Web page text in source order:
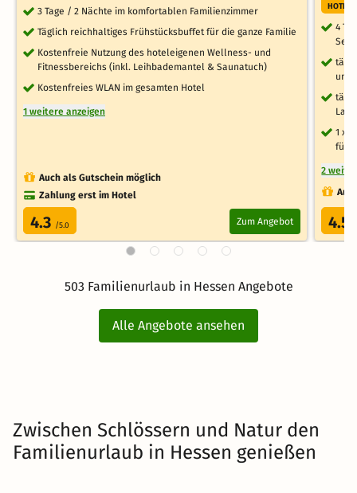
3 Tage / 2 Nächte im komfortablen Familienzimmer
Täglich reichhaltiges Frühstücksbuffet für die ganze Familie
Kostenfreie Nutzung des hoteleigenen Wellness- und
Fitnessbereichs (inkl. Leihbademantel & Saunatuch)
Kostenfreies WLAN im gesamten Hotel
1 weitere anzeigen
Auch als Gutschein möglich
Zahlung erst im Hotel
4.3 /5.0 Zum Angebot
4
See
und
1 x
für
2
4.5
503 Familienurlaub in Hessen Angebote
Alle Angebote ansehen
Zwischen Schlössern und Natur den
Familienurlaub in Hessen genießen